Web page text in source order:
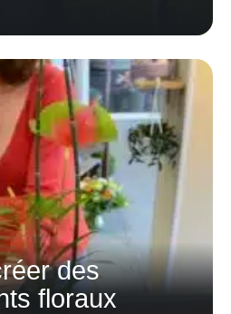
des
floraux